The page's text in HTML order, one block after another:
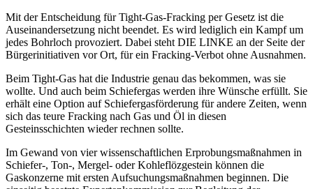
Mit der Entscheidung für Tight-Gas-Fracking per Gesetz ist die
Auseinandersetzung nicht beendet. Es wird lediglich ein Kampf um
jedes Bohrloch provoziert. Dabei steht DIE LINKE an der Seite der
Bürgerinitiativen vor Ort, für ein Fracking-Verbot ohne Ausnahmen.
Beim Tight-Gas hat die Industrie genau das bekommen, was sie
wollte. Und auch beim Schiefergas werden ihre Wünsche erfüllt. Sie
erhält eine Option auf Schiefergasförderung für andere Zeiten, wenn
sich das teure Fracking nach Gas und Öl in diesen
Gesteinsschichten wieder rechnen sollte.
Im Gewand von vier wissenschaftlichen Erprobungsmaßnahmen in
Schiefer-, Ton-, Mergel- oder Kohleflözgestein können die
Gaskonzerne mit ersten Aufsuchungsmaßnahmen beginnen. Die